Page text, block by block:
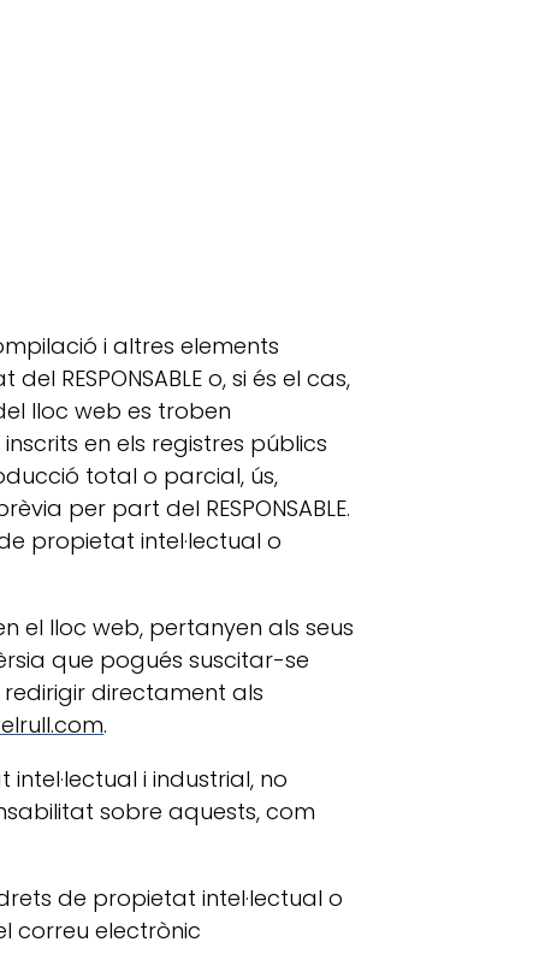
i altres elements
RESPONSABLE o, si és el cas,
lloc web es troben
en els registres públics
total o parcial, ús,
per part del RESPONSABLE.
propietat intel·lectual o
el lloc web, pertanyen als seus
que pogués suscitar-se
redirigir directament als
.
intel·lectual i industrial, no
sobre aquests, com
de propietat intel·lectual o
correu electrònic